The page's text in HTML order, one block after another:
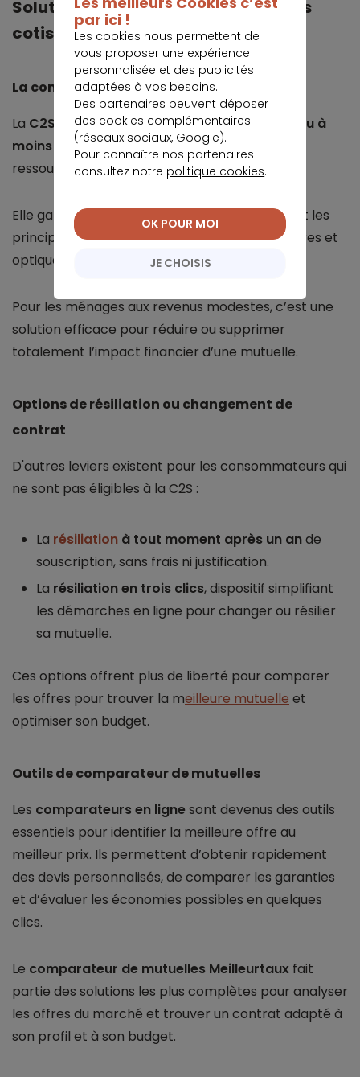
Solutions face à l'augmentation des
cotisations
La complémentaire santé solidaire (C2S)
La C2S permet d’être couvertgratuitement ou à
moins d’un euro par jour , sous conditions de
ressources.
Elle garantit une protection complète, incluant les
principaux soins médicaux, hospitaliers, dentaires et
optiques.
Pour les ménages aux revenus modestes, c’est une
solution efficace pour réduire ou supprimer
totalement l’impact financier d’une mutuelle.
Options de résiliation ou changement de
contrat
D'autres leviers existent pour les consommateurs qui
ne sont pas éligibles à la C2S :
La résiliation à tout moment après un ande
souscription, sans frais ni justification.
La résiliation en trois clics, dispositif simplifiant
les démarches en ligne pour changer ou résilier
sa mutuelle.
Ces options offrent plus de liberté pour comparer
les offres pour trouver la meilleure mutuelle et
optimiser son budget.
Outils de comparateur de mutuelles
Les comparateurs en lignesont devenus des outils
essentiels pour identifier la meilleure offre au
meilleur prix. Ils permettent d’obtenir rapidement
des devis personnalisés, de comparer les garanties
et d’évaluer les économies possibles en quelques
clics.
Le comparateur de mutuelles Meilleurtaux fait
partie des solutions les plus complètes pour analyser
les offres du marché et trouver un contrat adapté à
son profil et à son budget.
par ici !
Les cookies nous permettent de
vous proposer une expérience
personnalisée et des publicités
adaptées à vos besoins.
Des partenaires peuvent déposer
des cookies complémentaires
(réseaux sociaux, Google).
Pour connaître nos partenaires
consultez notre politique cookies.
JE CHOISIS
OK POUR MOI